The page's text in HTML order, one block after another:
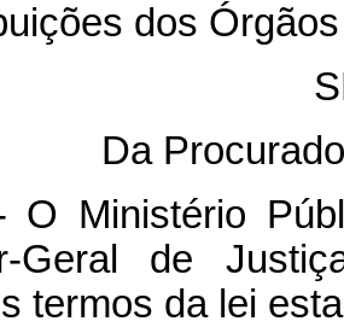
dos
Da
O Ministério
Geral de
termos da lei